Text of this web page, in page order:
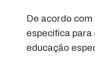
De acordo
específica
educação